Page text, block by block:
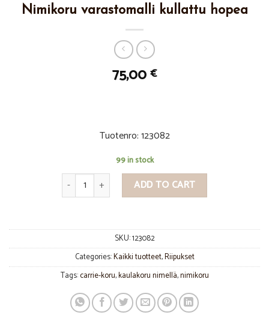
Nimikoru varastomalli kullattu hopea
75,00 €
Tuotenro: 123082
99 in stock
Nimikoru varastomalli kullattu hopea quantity
ADD TO CART
SKU:123082
Categories:Kaikki tuotteet,Riipukset
Tags:carrie-koru,kaulakoru nimellä,nimikoru